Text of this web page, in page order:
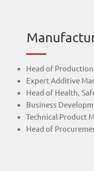
Head of Production
Expert Additive
Head of Health,
Business
Technical Product
Head of